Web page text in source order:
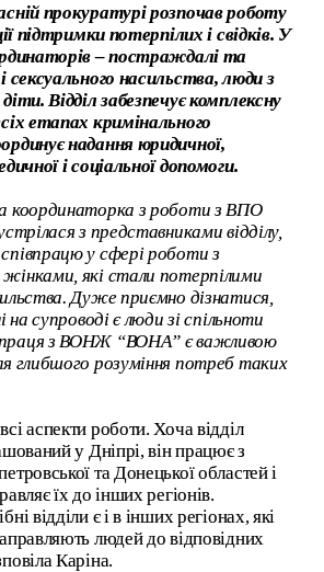
прокуратурі розпочав роботу
підтримки потерпілих і свідків. У
– постраждалі та
сексуального насильства, люди з
Відділ забезпечує комплексну
етапах кримінального
надання юридичної,
і соціальної допомоги.
координаторка з роботи з ВПО
з представниками відділу,
у сфері роботи з
які стали потерпілими
Дуже приємно дізнатися,
на супроводі є люди зі спільноти
з ВОНЖ “ВОНА” є важливою
глибшого розуміння потреб таких
аспекти роботи. Хоча відділ
у Дніпрі, він працює з
та Донецької областей і
їх до інших регіонів.
відділи є і в інших регіонах, які
людей до відповідних
Каріна.